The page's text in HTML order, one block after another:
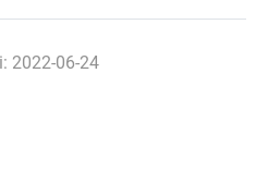
2022-06-24